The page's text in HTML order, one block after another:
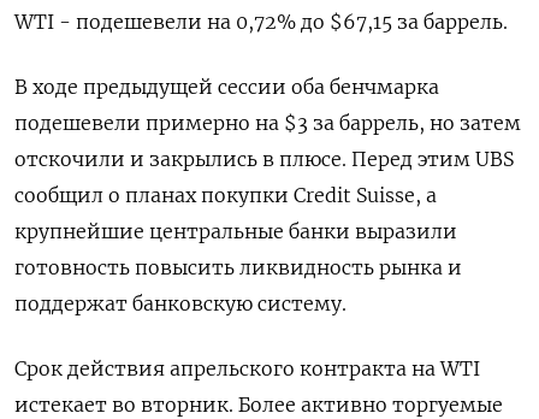
WTI - подешевели на 0,72% до $67,15 за баррель.
В ходе предыдущей сессии оба бенчмарка
подешевели примерно на $3 за баррель, но затем
отскочили и закрылись в плюсе. Перед этим UBS
сообщил о планах покупки Credit Suisse, а
крупнейшие центральные банки выразили
готовность повысить ликвидность рынка и
поддержат банковскую систему.
Срок действия апрельского контракта на WTI
истекает во вторник. Более активно торгуемые